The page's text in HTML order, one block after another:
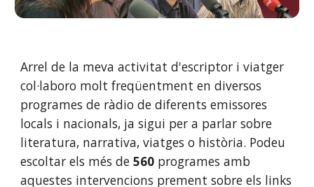
Arrel de la meva activitat d'escriptor i viatger
col·laboro molt freqüentment en diversos
programes de ràdio de diferents emissores
locals i nacionals, ja sigui per a parlar sobre
literatura, narrativa, viatges o història. Podeu
escoltar els més de 560 programes amb
aquestes intervencions prement sobre els links